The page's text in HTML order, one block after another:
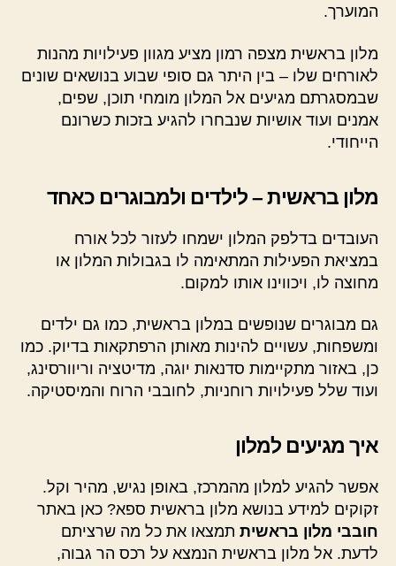
המוערך.
מלון בראשית מצפה רמון מציע מגוון פעילויות מהנות
לאורחים שלו – בין היתר גם סופי שבוע בנושאים שונים
שבמסגרתם מגיעים אל המלון מומחי תוכן, שפים,
אמנים ועוד אושיות שנבחרו להגיע בזכות כשרונם
הייחודי.
מלון בראשית – לילדים ולמבוגרים כאחד
העובדים בדלפק המלון ישמחו לעזור לכל אורח
במציאת הפעילות המתאימה לו בגבולות המלון או
מחוצה לו, ויכווינו אותו למקום.
גם מבוגרים שנופשים במלון בראשית, כמו גם ילדים
ומשפחות, עשויים להינות מאותן הרפתקאות בדיוק. כמו
כן, באזור מתקיימות סדנאות יוגה, מדיטציה וריוורסינג,
ועוד שלל פעילויות רוחניות, לחובבי הרוח והמיסטיקה.
איך מגיעים למלון
אפשר להגיע למלון מהמרכז, באופן נגיש, מהיר וקל.
זקוקים למידע בנושא מלון בראשית ספא? כאן באתר
חובבי מלון בראשית תמצאו את כל מה שרציתם
לדעת. אל מלון בראשית הנמצא על רכס הר גבוה,